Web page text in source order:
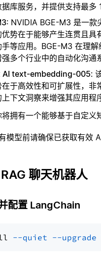
库服务，并提供支持最多
: NVIDIA BGE-M3 是一款
势在于能够产生连贯且
等应用。BGE-M3 在理
多个行业中的自动化沟通
AI text-embedding-005:
在于高效性和可扩展性，
下文洞察来增强其应用程
拥有一个能够基于自定义
模型前请确保已获取有效
聊天机器人
配置 LangChain
--quiet --upgrade